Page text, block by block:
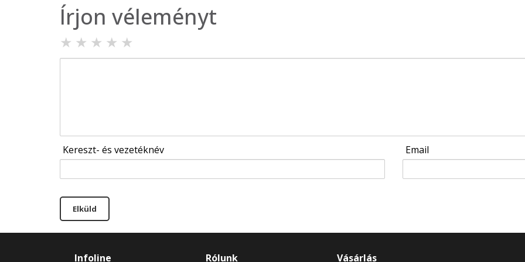
Írjon véleményt
★ ★ ★ ★ ★
Kereszt- és vezetéknév Email
Elküld
Infoline Rólunk Vásárlás